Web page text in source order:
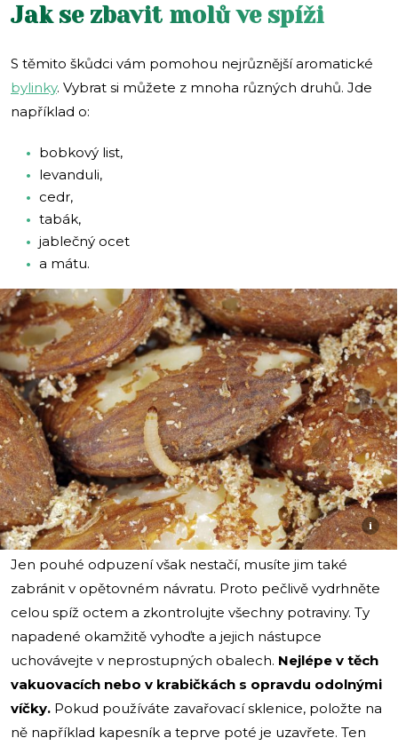
Jak se zbavit molů ve spíži
S těmito škůdci vám pomohou nejrůznější aromatické
bylinky. Vybrat si můžete z mnoha různých druhů. Jde
například o:
bobkový list,
levanduli,
cedr,
tabák,
jablečný ocet
a mátu.
i
Jen pouhé odpuzení však nestačí, musíte jim také
zabránit v opětovném návratu. Proto pečlivě vydrhněte
celou spíž octem a zkontrolujte všechny potraviny. Ty
napadené okamžitě vyhoďte a jejich nástupce
uchovávejte v neprostupných obalech. Nejlépe v těch
vakuovacích nebo v krabičkách s opravdu odolnými
víčky. Pokud používáte zavařovací sklenice, položte na
ně například kapesník a teprve poté je uzavřete. Ten